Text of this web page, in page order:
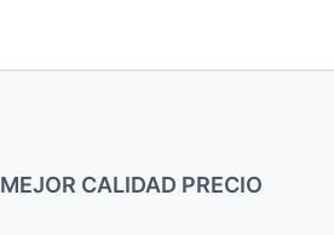
MEJOR CALIDAD PRECIO